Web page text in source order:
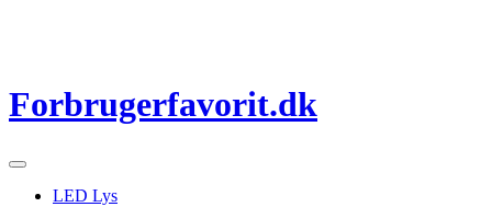
Forbrugerfavorit.dk
LED Lys